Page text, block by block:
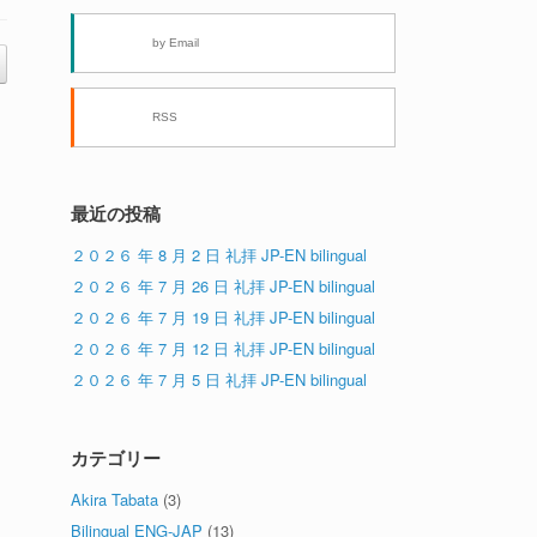
by Email
RSS
最近の投稿
２０２６ 年 8 月 2 日 礼拝 JP-EN bilingual
２０２６ 年 7 月 26 日 礼拝 JP-EN bilingual
２０２６ 年 7 月 19 日 礼拝 JP-EN bilingual
２０２６ 年 7 月 12 日 礼拝 JP-EN bilingual
２０２６ 年 7 月 5 日 礼拝 JP-EN bilingual
カテゴリー
Akira Tabata (3)
Bilingual ENG-JAP (13)